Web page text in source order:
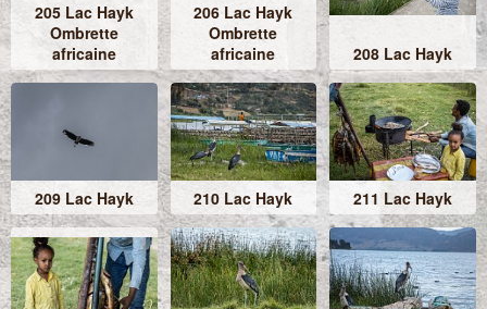
205 Lac Hayk
Ombrette
africaine
206 Lac Hayk
Ombrette
africaine
208 Lac Hayk
209 Lac Hayk 210 Lac Hayk 211 Lac Hayk